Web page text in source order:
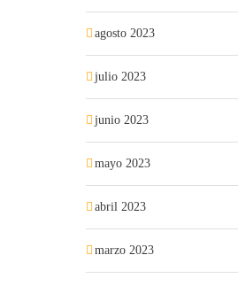
agosto 2023
julio 2023
junio 2023
mayo 2023
abril 2023
marzo 2023